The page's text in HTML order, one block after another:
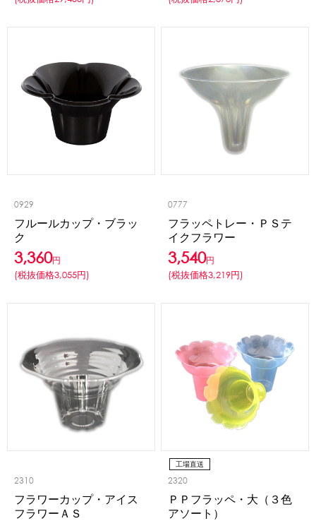
0929
フルールカップ・ブラッ
ク
3,360円
(税抜価格3,055円)
0777
フラッペトレー・ＰＳテ
イクフラワー
3,540円
(税抜価格3,219円)
2310
フラワーカップ・アイス
フラワーＡＳ
工場直送
2320
ＰＰフラッペ・大（３色
アソート）